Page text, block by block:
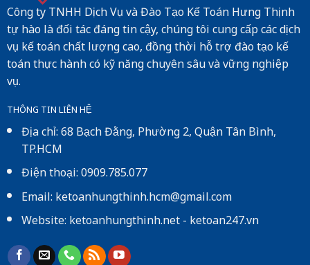
Công ty TNHH Dịch Vụ và Đào Tạo Kế Toán Hưng Thịnh
tự hào là đối tác đáng tin cậy, chúng tôi cung cấp các dịch
vụ kế toán chất lượng cao, đồng thời hỗ trợ đào tạo kế
toán thực hành có kỹ năng chuyên sâu và vững nghiệp
vụ.
THÔNG TIN LIÊN HỆ
Địa chỉ: 68 Bạch Đằng, Phường 2, Quận Tân Bình,
TP.HCM
Điện thoại: 0909.785.077
Email: ketoanhungthinh.hcm@gmail.com
Website:ketoanhungthinh.net-ketoan247.vn